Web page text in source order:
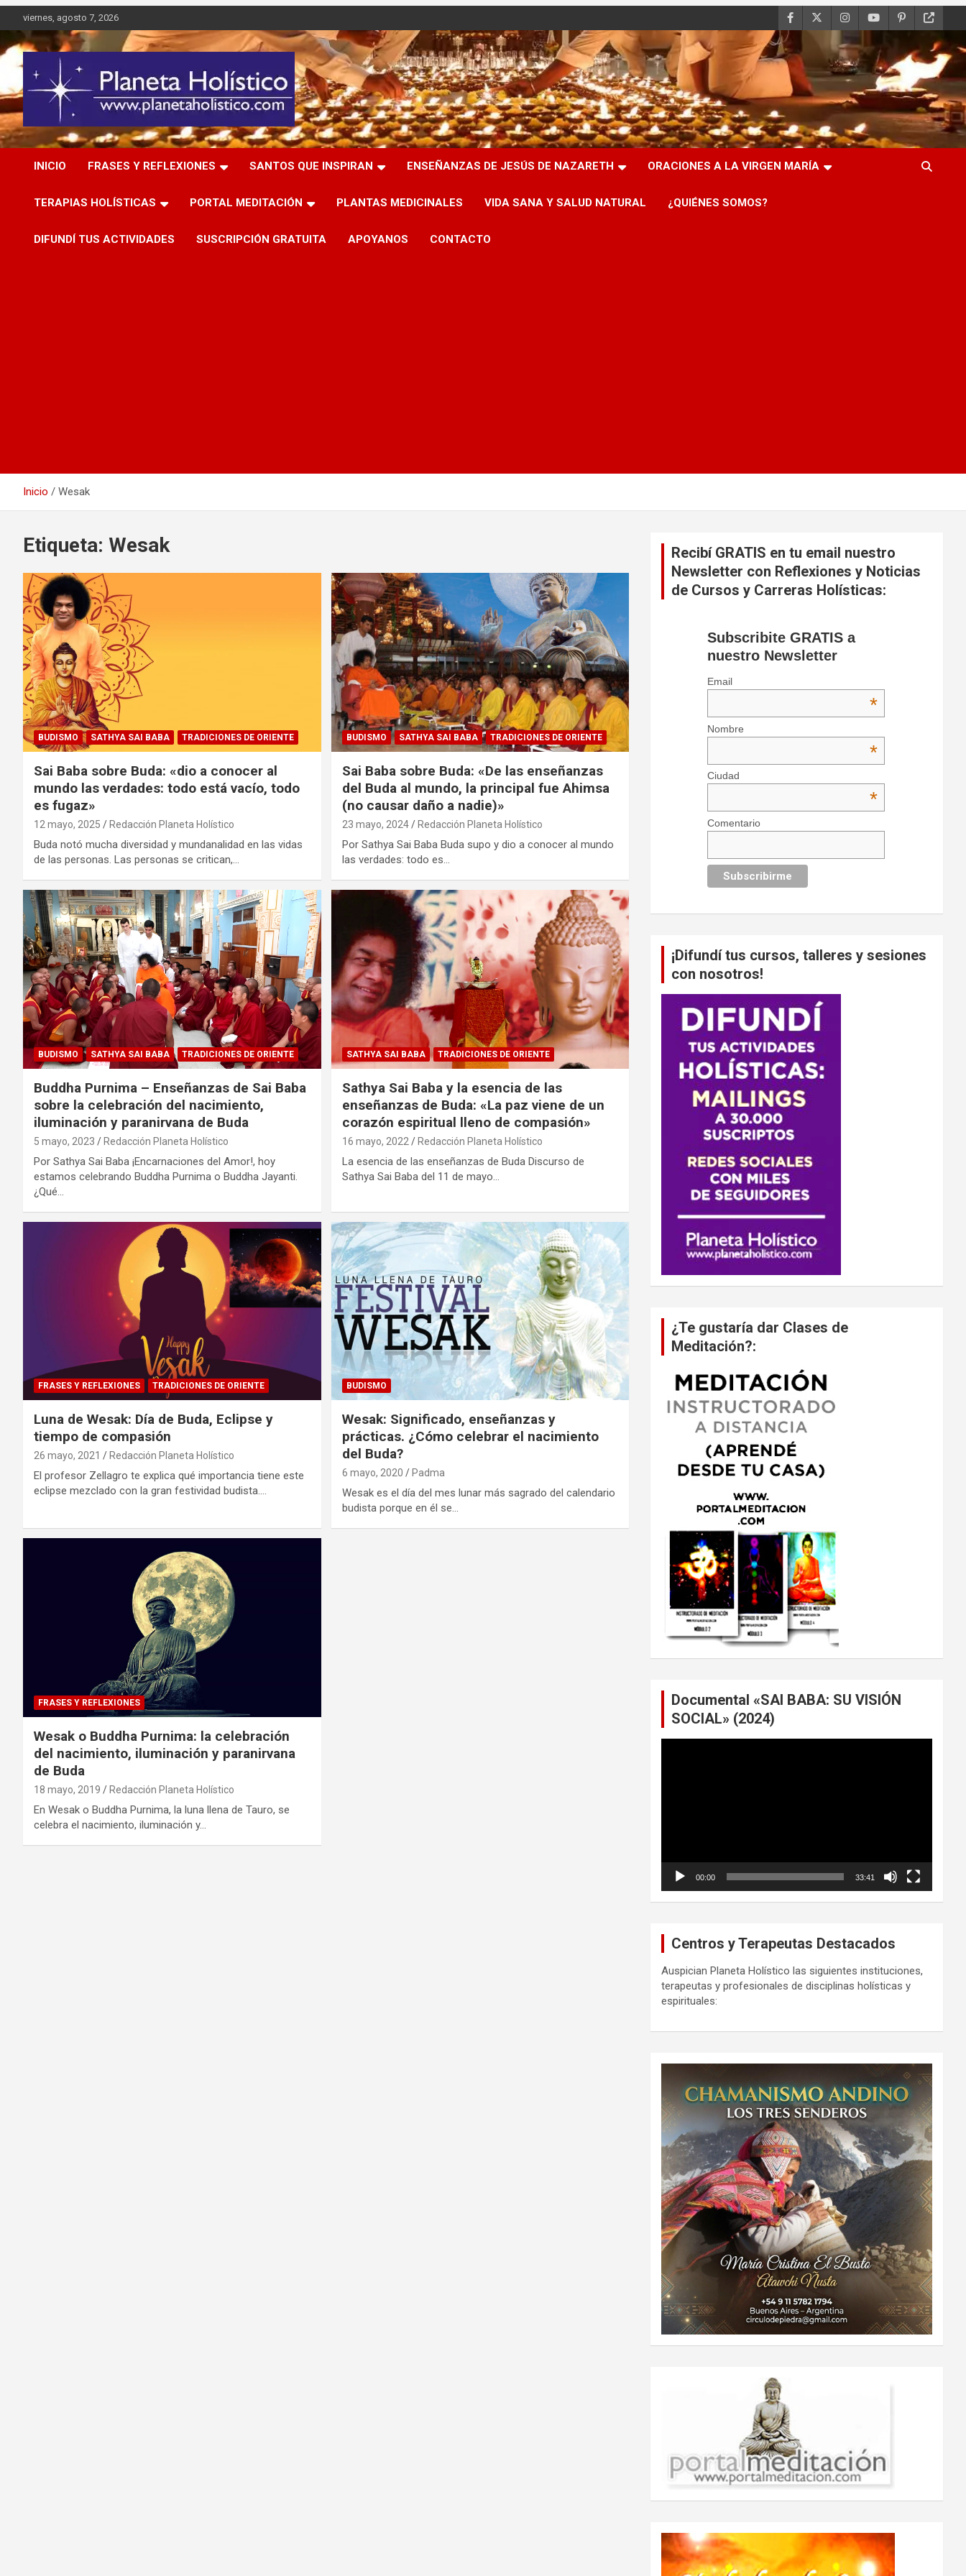
al
contenido
viernes, agosto 7, 2026
Planeta Holístico
Difusión de espiritualidad, terapias alternativas holísticas,
cursos, talleres y seminarios
INICIO
FRASES Y REFLEXIONES SANTOS QUE INSPIRAN ENSEÑANZAS DE JESÚS DE NAZARETH ORACIONES A LA VIRGEN MARÍA
TERAPIAS HOLÍSTICAS PORTAL MEDITACIÓN PLANTAS MEDICINALES VIDA SANA Y SALUD NATURAL ¿QUIÉNES SOMOS?
DIFUNDÍ TUS ACTIVIDADES SUSCRIPCIÓN GRATUITA APOYANOS CONTACTO
Inicio Wesak
Etiqueta: Wesak
BUDISMO SATHYA SAI BABA TRADICIONES DE ORIENTE
Sai Baba sobre Buda: «dio a conocer al
mundo las verdades: todo está vacío, todo
es fugaz»
12 mayo, 2025 Redacción Planeta Holístico
Buda notó mucha diversidad y mundanalidad en las vidas
de las personas. Las personas se critican,…
BUDISMO SATHYA SAI BABA TRADICIONES DE ORIENTE
Sai Baba sobre Buda: «De las enseñanzas
del Buda al mundo, la principal fue Ahimsa
(no causar daño a nadie)»
23 mayo, 2024 Redacción Planeta Holístico
Por Sathya Sai Baba Buda supo y dio a conocer al mundo
las verdades: todo es…
BUDISMO SATHYA SAI BABA TRADICIONES DE ORIENTE
Buddha Purnima – Enseñanzas de Sai Baba
sobre la celebración del nacimiento,
iluminación y paranirvana de Buda
5 mayo, 2023 Redacción Planeta Holístico
Por Sathya Sai Baba ¡Encarnaciones del Amor!, hoy
estamos celebrando Buddha Purnima o Buddha Jayanti.
¿Qué…
SATHYA SAI BABA TRADICIONES DE ORIENTE
Sathya Sai Baba y la esencia de las
enseñanzas de Buda: «La paz viene de un
corazón espiritual lleno de compasión»
16 mayo, 2022 Redacción Planeta Holístico
La esencia de las enseñanzas de Buda Discurso de
Sathya Sai Baba del 11 de mayo…
FRASES Y REFLEXIONES TRADICIONES DE ORIENTE
Luna de Wesak: Día de Buda, Eclipse y
tiempo de compasión
26 mayo, 2021 Redacción Planeta Holístico
El profesor Zellagro te explica qué importancia tiene este
eclipse mezclado con la gran festividad budista.…
BUDISMO
Wesak: Significado, enseñanzas y
prácticas. ¿Cómo celebrar el nacimiento
del Buda?
6 mayo, 2020 Padma
Wesak es el día del mes lunar más sagrado del calendario
budista porque en él se…
FRASES Y REFLEXIONES
Wesak o Buddha Purnima: la celebración
del nacimiento, iluminación y paranirvana
de Buda
18 mayo, 2019 Redacción Planeta Holístico
En Wesak o Buddha Purnima, la luna llena de Tauro, se
celebra el nacimiento, iluminación y…
Recibí GRATIS en tu email nuestro
Newsletter con Reflexiones y Noticias
de Cursos y Carreras Holísticas:
Subscribite GRATIS a
nuestro Newsletter
Email
*
Nombre
*
Ciudad
*
Comentario
¡Difundí tus cursos, talleres y sesiones
con nosotros!
¿Te gustaría dar Clases de
Meditación?:
Documental «SAI BABA: SU VISIÓN
SOCIAL» (2024)
00:00 33:41
Centros y Terapeutas Destacados
Auspician Planeta Holístico las siguientes instituciones,
terapeutas y profesionales de disciplinas holísticas y
espirituales: